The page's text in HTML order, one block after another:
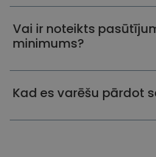
Vai ir noteikts
minimums?
Kad es varēšu pārdot